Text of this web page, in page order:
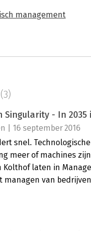
management
(3)
Singularity - In 2035
| 16 september 2016
snel.
meer of machines
Kolthof laten in
managen van